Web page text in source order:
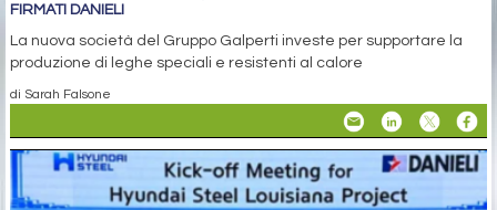
FIRMATI DANIELI
La nuova società del Gruppo Galperti investe per supportare la
produzione di leghe speciali e resistenti al calore
di Sarah Falsone